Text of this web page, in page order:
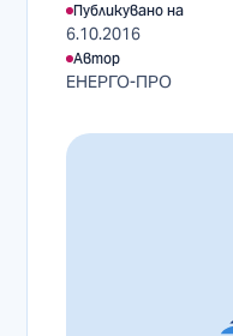
Публикувано на
6.10.2016
Автор
ЕНЕРГО-ПРО